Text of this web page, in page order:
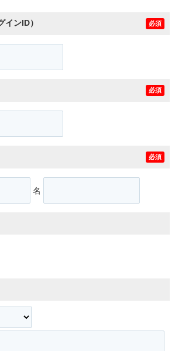
インID） 必須
必須
必須
名